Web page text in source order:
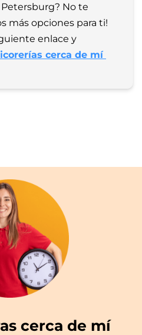
No te
más opciones para ti!
enlace y
cerca de mí
cerca de mí